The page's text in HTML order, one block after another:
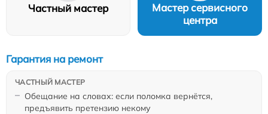
Частный мастер
Мастер сервисного
центра
Обещание на словах: если поломка вернётся,
предъявить претензию некому
Гарантия на ремонт